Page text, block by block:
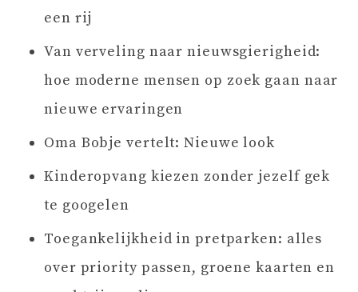
een rij
Van verveling naar nieuwsgierigheid:
hoe moderne mensen op zoek gaan naar
nieuwe ervaringen
Oma Bobje vertelt: Nieuwe look
Kinderopvang kiezen zonder jezelf gek
te googelen
Toegankelijkheid in pretparken: alles
over priority passen, groene kaarten en